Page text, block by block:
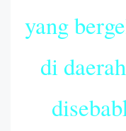
yang
di